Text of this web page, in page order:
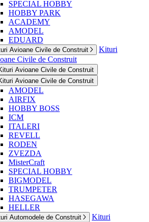
SPECIAL HOBBY
HOBBY PARK
ACADEMY
AMODEL
EDUARD
Avioane Civile de Construit
Kituri
Civile de Construit
Avioane Civile de Construit
Avioane Civile de Construit
AMODEL
AIRFIX
HOBBY BOSS
ICM
ITALERI
REVELL
RODEN
ZVEZDA
MisterCraft
SPECIAL HOBBY
BIGMODEL
TRUMPETER
HASEGAWA
HELLER
Automodele de Construit
Kituri